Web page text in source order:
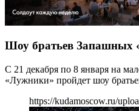
Шоу братьев Запашных
С 21 декабря по 8 января на
«Лужники» пройдет шоу
https://kudamoscow.ru/